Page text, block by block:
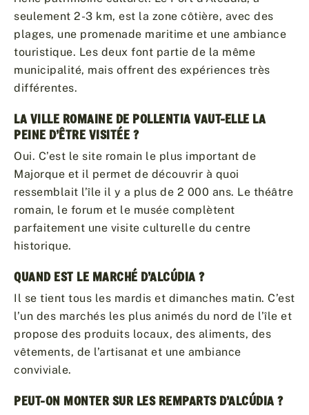
seulement 2-3 km, est la zone côtière, avec des
plages, une promenade maritime et une ambiance
touristique. Les deux font partie de la même
municipalité, mais offrent des expériences très
différentes.
LA VILLE ROMAINE DE POLLENTIA VAUT-ELLE LA
PEINE D’ÊTRE VISITÉE ?
Oui. C’est le site romain le plus important de
Majorque et il permet de découvrir à quoi
ressemblait l’île il y a plus de 2 000 ans. Le théâtre
romain, le forum et le musée complètent
parfaitement une visite culturelle du centre
historique.
QUAND EST LE MARCHÉ D’ALCÚDIA ?
Il se tient tous les mardis et dimanches matin. C’est
l’un des marchés les plus animés du nord de l’île et
propose des produits locaux, des aliments, des
vêtements, de l’artisanat et une ambiance
conviviale.
PEUT-ON MONTER SUR LES REMPARTS D’ALCÚDIA ?